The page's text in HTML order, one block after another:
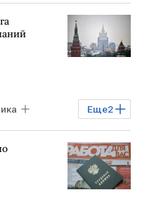
Еще2